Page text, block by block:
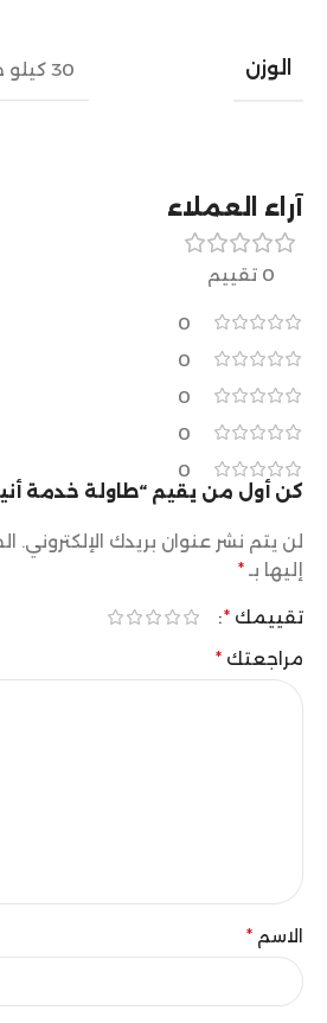
الوزن 30 كيلو حجمي مقدر (ك ح م)
آراء العملاء
0 تقييم
0
0
0
0
0
كن أول من يقيم “طاولة خدمة
لن يتم نشر عنوان بريدك الإلكتروني.
إليها بـ *
تقييمك *
مراجعتك *
الاسم *